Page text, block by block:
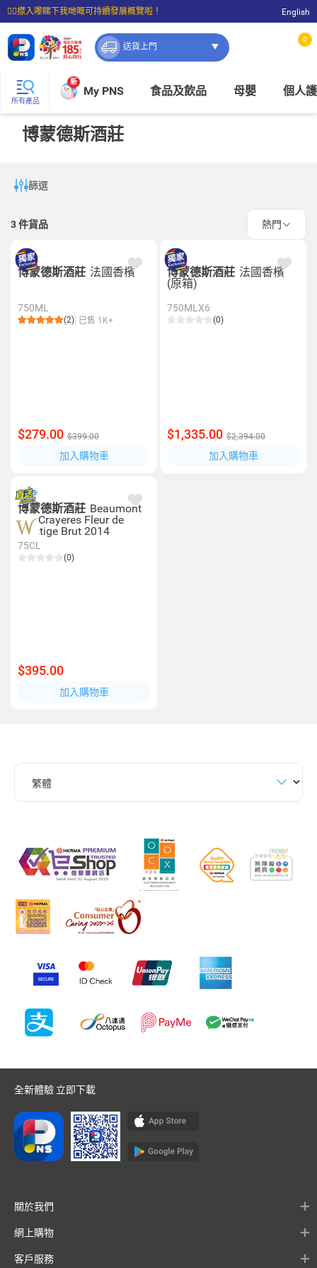
☝🏼㩒入嚟睇下我哋嘅可持續發展概覽啦！
⭐購物滿$399即享免費送貨；滿$100即可免費店取。
English
送貨上門
0
所有產品
新
My PNS 食品及飲品 母嬰 個人
博蒙德斯酒莊
篩選
3件貨品 熱門
博蒙德斯酒莊 法國香檳
750ML
(2) 已售 1K+
$279.00 $399.00
加入購物車
博蒙德斯酒莊 法國香檳
(原箱)
750MLX6
(0)
$1,335.00 $2,394.00
加入購物車
博蒙德斯酒莊 Beaumont
des Crayeres Fleur de
Prestige Brut 2014
75CL
(0)
$395.00
加入購物車
全新體驗 立即下載
關於我們
網上購物
客戶服務